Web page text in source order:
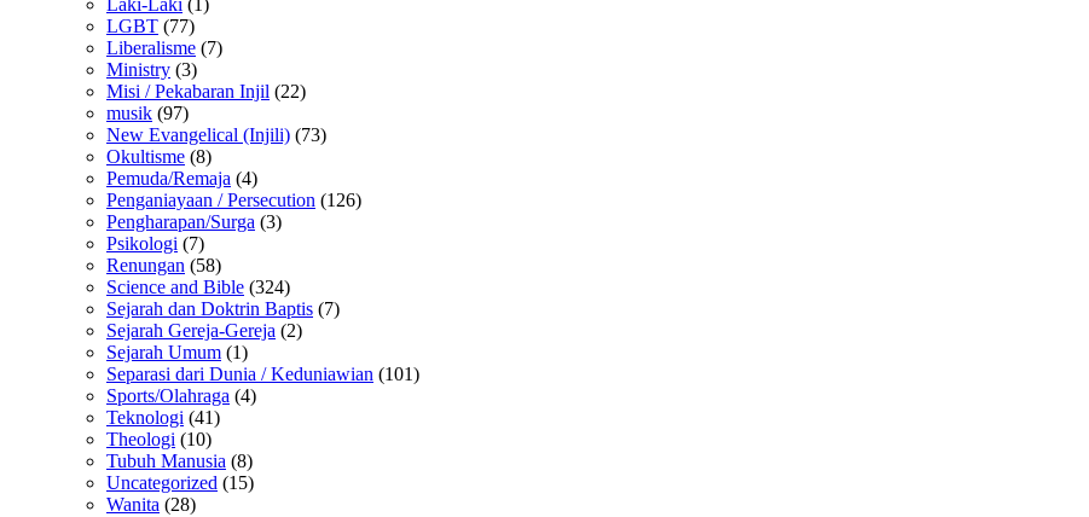
Laki-Laki (1)
LGBT (77)
Liberalisme (7)
Ministry (3)
Misi / Pekabaran Injil (22)
musik (97)
New Evangelical (Injili) (73)
Okultisme (8)
Pemuda/Remaja (4)
Penganiayaan / Persecution (126)
Pengharapan/Surga (3)
Psikologi (7)
Renungan (58)
Science and Bible (324)
Sejarah dan Doktrin Baptis (7)
Sejarah Gereja-Gereja (2)
Sejarah Umum (1)
Separasi dari Dunia / Keduniawian (101)
Sports/Olahraga (4)
Teknologi (41)
Theologi (10)
Tubuh Manusia (8)
Uncategorized (15)
Wanita (28)